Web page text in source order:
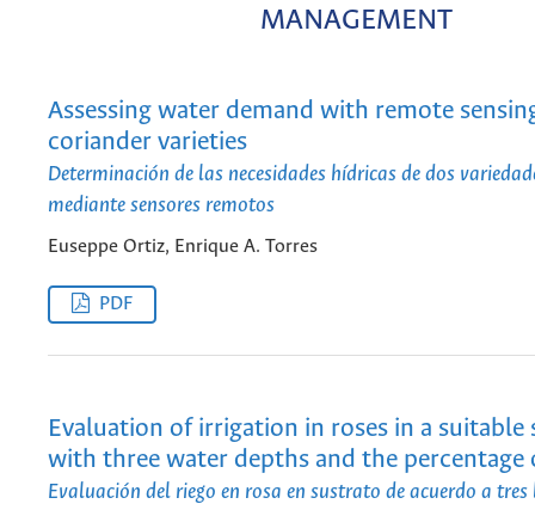
MANAGEMENT
Assessing water demand with remote
coriander varieties
Determinación de las necesidades hídricas de dos
mediante sensores remotos
Euseppe Ortiz, Enrique A. Torres
PDF
Evaluation of irrigation in roses in a suitable
with three water depths and the percentage
Evaluación del riego en rosa en sustrato de acuerdo a